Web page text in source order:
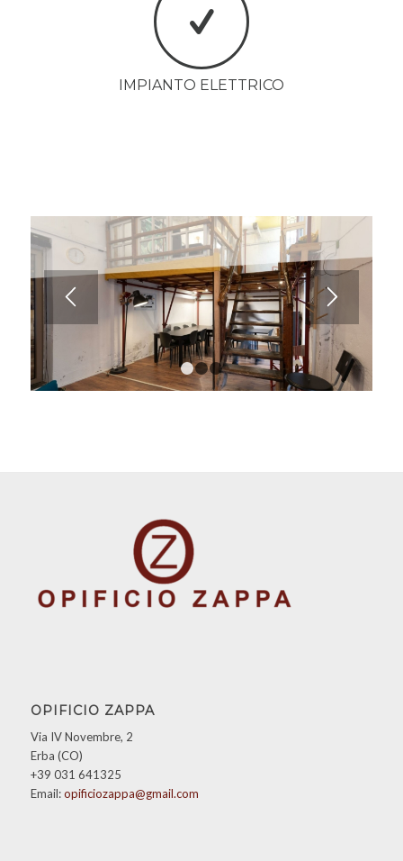
IMPIANTO ELETTRICO
1 2 3
OPIFICIO ZAPPA
Via IV Novembre, 2
Erba (CO)
+39 031 641325
Email:opificiozappa@gmail.com